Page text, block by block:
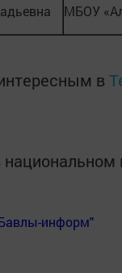
МБОУ
в
информ"